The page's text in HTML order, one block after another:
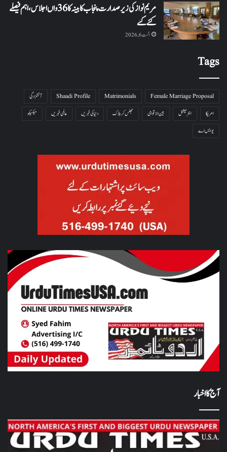
مریم نواز کی زیر صدارت پنجاب کابینہ کا 36واں اجلاس،اہم فیصلے
کئے گئے
اگست 6, 2026
Tags
Female Marriage Proposal
Matrimonials
Shaadi Profile
آتشزدگی
امریکا
انٹرنیشنل بین الاقوامی جھلس کر ہلاک دنیا کی خبریں عالمی خبریں
میکسیکو
یو ایس اے
آج کا اخبار